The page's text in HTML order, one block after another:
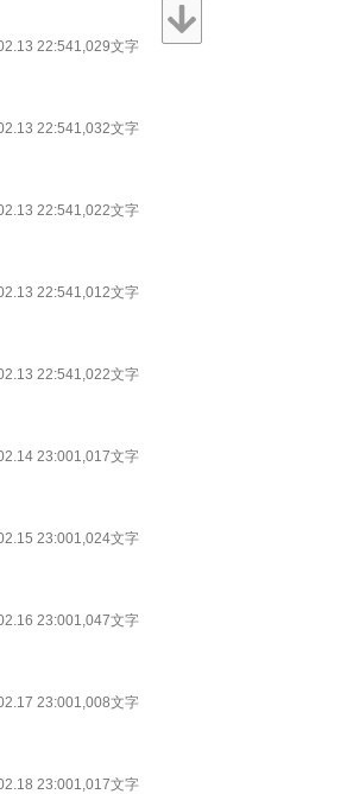
22:541,029文字
22:541,032文字
22:541,022文字
22:541,012文字
22:541,022文字
23:001,017文字
23:001,024文字
23:001,047文字
23:001,008文字
23:001,017文字